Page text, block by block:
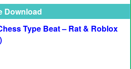
Download
Type Beat – Rat & Roblox